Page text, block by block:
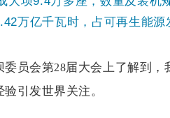
万亿千瓦时，占可再生能源
委员会第28届大会上了解到，
引发世界关注。